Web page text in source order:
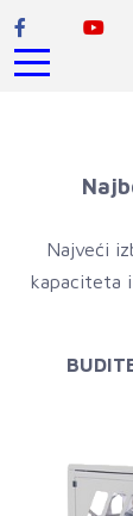
Najveći
kapaciteta